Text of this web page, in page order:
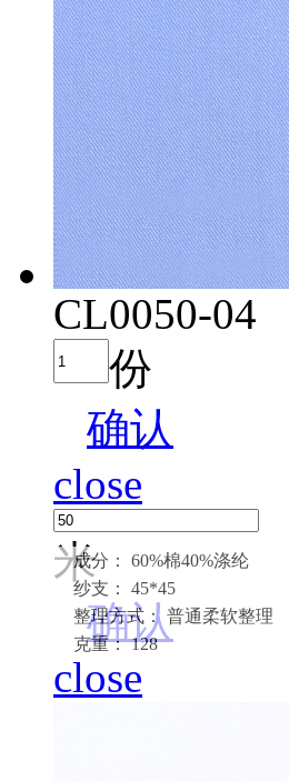
成分： 60%棉40%涤纶
纱支： 45*45
整理方式： 普通柔软整理
克重： 128
CL0050-04
份
确认
close
米
确认
close